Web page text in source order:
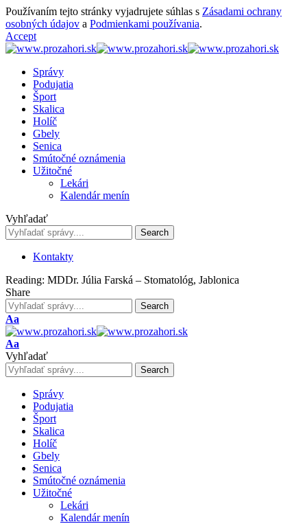
Používaním tejto stránky vyjadrujete súhlas s Zásadami ochrany
osobných údajov a Podmienkami používania.
Accept
Správy
Podujatia
Šport
Skalica
Holíč
Gbely
Senica
Smútočné oznámenia
Užitočné
Lekári
Kalendár menín
Vyhľadať
Kontakty
Reading: MDDr. Júlia Farská – Stomatológ, Jablonica
Share
Font
Resizer
Aa
Font
Resizer
Aa
Vyhľadať
Správy
Podujatia
Šport
Skalica
Holíč
Gbely
Senica
Smútočné oznámenia
Užitočné
Lekári
Kalendár menín